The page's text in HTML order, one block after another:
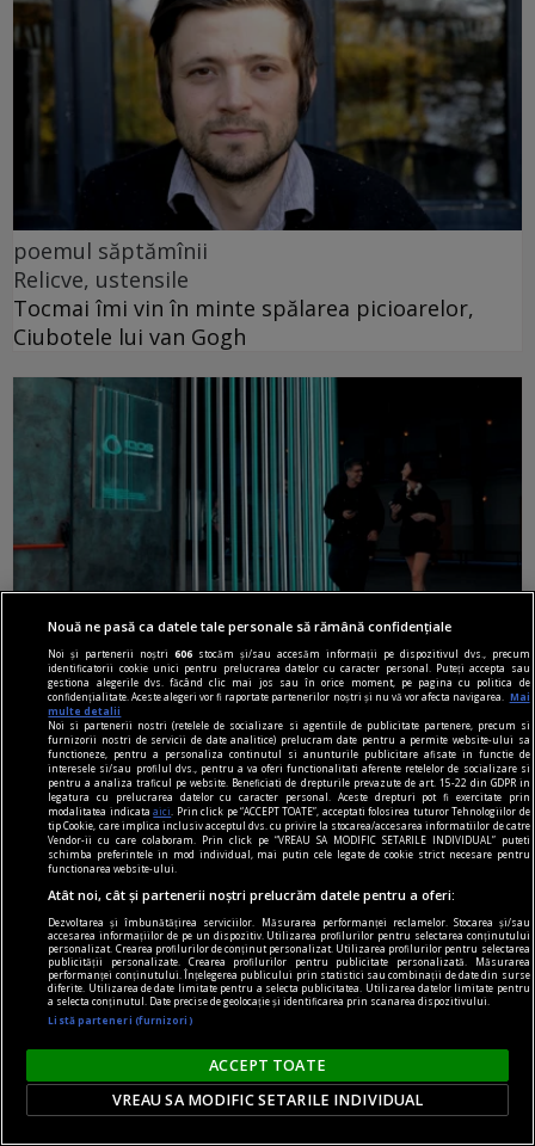
poemul săptămînii
Relicve, ustensile
Tocmai îmi vin în minte spălarea picioarelor,
Ciubotele lui van Gogh
material susținut de iqos
Omid Ghannadi, creatorul instalației IQOS x
DIPLOMA: Apreciez că sînt companii care se
implică atît de vizibil în sprijinul comunității
El este omul din spatele instalației imersive IQOS
proiectată special pentru ediția de anul acesta a
festivalului DIPLOMA.
Parteneri
Nouă ne pasă ca datele tale personale să rămână confidențiale
Noi și partenerii noștri606 stocăm și/sau accesăm informații pe dispozitivul dvs., precum
identificatorii cookie unici pentru prelucrarea datelor cu caracter personal. Puteți accepta sau
gestiona alegerile dvs. făcând clic mai jos sau în orice moment, pe pagina cu politica de
confidențialitate. Aceste alegeri vor fi raportate partenerilor noștri și nu vă vor afecta navigarea.
Mai
multe detalii
Noi si partenerii nostri (retelele de socializare si agentiile de publicitate partenere, precum si
furnizorii nostri de servicii de date analitice) prelucram date pentru a permite website-ului sa
functioneze, pentru a personaliza continutul si anunturile publicitare afisate in functie de
interesele si/sau profilul dvs., pentru a va oferi functionalitati aferente retelelor de socializare si
pentru a analiza traficul pe website. Beneficiati de drepturile prevazute de art. 15-22 din GDPR in
legatura cu prelucrarea datelor cu caracter personal. Aceste drepturi pot fi exercitate prin
modalitatea indicataaici
. Prin click pe “ACCEPT TOATE”, acceptati folosirea tuturor Tehnologiilor de
tip Cookie, care implica inclusiv acceptul dvs. cu privire la stocarea/accesarea informatiilor de catre
Vendor-ii cu care colaboram. Prin click pe “VREAU SA MODIFIC SETARILE INDIVIDUAL” puteti
schimba preferintele in mod individual, mai putin cele legate de cookie strict necesare pentru
functionarea website-ului.
Atât noi, cât și partenerii noștri prelucrăm datele pentru a oferi:
Dezvoltarea și îmbunătățirea serviciilor. Măsurarea performanței reclamelor. Stocarea și/sau
accesarea informațiilor de pe un dispozitiv. Utilizarea profilurilor pentru selectarea conținutului
personalizat. Crearea profilurilor de conținut personalizat. Utilizarea profilurilor pentru selectarea
publicității personalizate. Crearea profilurilor pentru publicitate personalizată. Măsurarea
performanței conținutului. Înțelegerea publicului prin statistici sau combinații de date din surse
diferite. Utilizarea de date limitate pentru a selecta publicitatea. Utilizarea datelor limitate pentru
a selecta conținutul. Date precise de geolocație și identificarea prin scanarea dispozitivului.
Listă parteneri (furnizori)
ACCEPT TOATE
VREAU SA MODIFIC SETARILE INDIVIDUAL